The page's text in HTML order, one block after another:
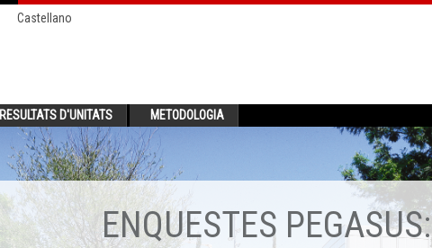
Castellano
RESULTATS D'UNITATS METODOLOGIA
ENQUESTES PEGASUS: